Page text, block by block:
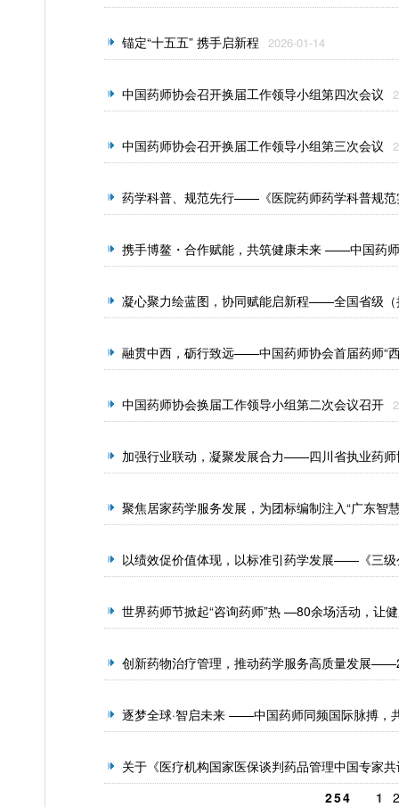
锚定“十五五” 携手启新程 2026-01-14
中国药师协会召开换届工作领导小组第四次会议
中国药师协会召开换届工作领导小组第三次会议
药学科普、规范先行——《医院药师药学科普规范
携手博鳌・合作赋能，共筑健康未来 ——中国药
凝心聚力绘蓝图，协同赋能启新程——全国省级
融贯中西，砺行致远——中国药师协会首届药师“
中国药师协会换届工作领导小组第二次会议召开
加强行业联动，凝聚发展合力——四川省执业药师
聚焦居家药学服务发展，为团标编制注入“广东
以绩效促价值体现，以标准引药学发展——《三
世界药师节掀起“咨询药师”热 —80余场活动，让
创新药物治疗管理，推动药学服务高质量发展
逐梦全球·智启未来 ——中国药师同频国际脉搏，
关于《医疗机构国家医保谈判药品管理中国专家
254
1